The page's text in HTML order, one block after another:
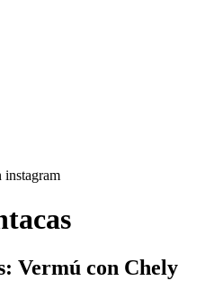
Vermú con Chely